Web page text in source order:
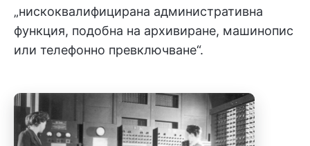
„нискоквалифицирана административна
функция, подобна на архивиране, машинопис
или телефонно превключване“.